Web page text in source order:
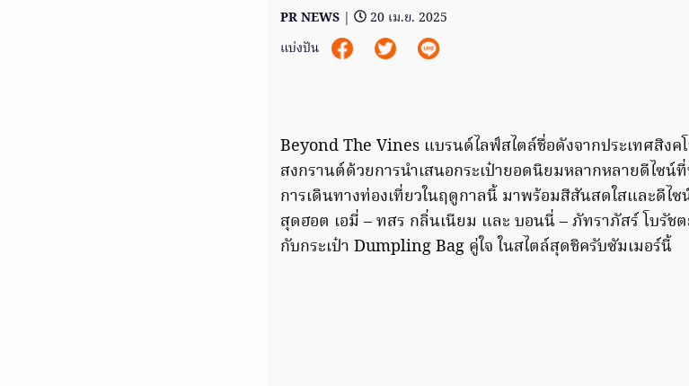
PR NEWS |
20 เม.ย. 2025
แบ่งปัน
Beyond The Vines แบรนด์ไลฟ์สไตล์ชื่อดังจากประเทศสิงค
สงกรานต์ด้วยการนำเสนอกระเป๋ายอดนิยมหลากหลายดีไซ
การเดินทางท่องเที่ยวในฤดูกาลนี้ มาพร้อมสีสันสดใสและดีไ
สุดฮอต เอมี่ – ทสร กลิ่นเนียม และ บอนนี่ – ภัทราภัสร์ โบรั
กับกระเป๋า Dumpling Bag คู่ใจ ในสไตล์สุดชิครับซัมเมอร์นี้